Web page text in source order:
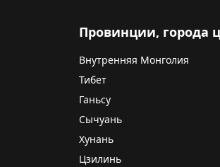
Провинции, города
Внутренняя Монголия
Тибет
Ганьсу
Сычуань
Хунань
Цзилинь